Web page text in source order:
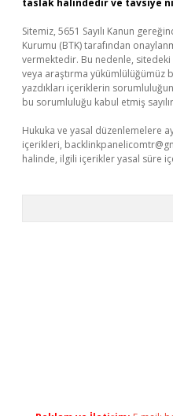
taslak halindedir ve tavsiye
Sitemiz, 5651 Sayılı Kanun
Kurumu (BTK) tarafından
vermektedir. Bu nedenle,
veya araştırma yükümlülüğümüz
yazdıkları içeriklerin
bu sorumluluğu kabul etmiş
Hukuka ve yasal düzenlemelere
içerikleri,
halinde, ilgili içerikler yasal süre